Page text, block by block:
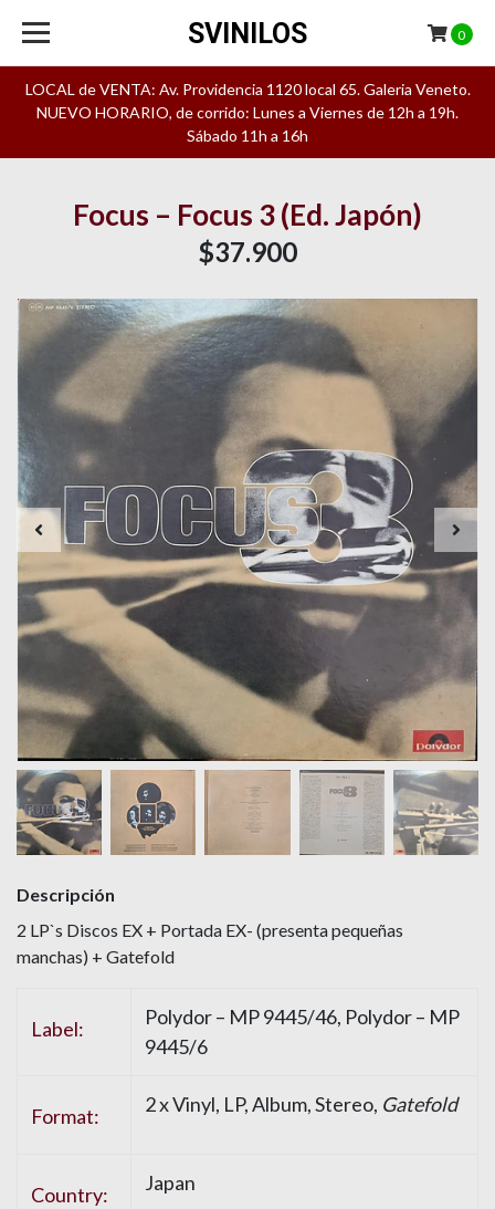
LOCAL de VENTA: Av. Providencia 1120 local 65. Galeria Veneto.
NUEVO HORARIO, de corrido: Lunes a Viernes de 12h a 19h.
Sábado 11h a 16h
SVINILOS 0
Focus – Focus 3 (Ed. Japón)
$37.900
Descripción
2 LP`s Discos EX + Portada EX- (presenta pequeñas
manchas) + Gatefold
Label:
Polydor – MP 9445/46, Polydor – MP
9445/6
Format: 2 x Vinyl, LP, Album, Stereo, Gatefold
Country: Japan